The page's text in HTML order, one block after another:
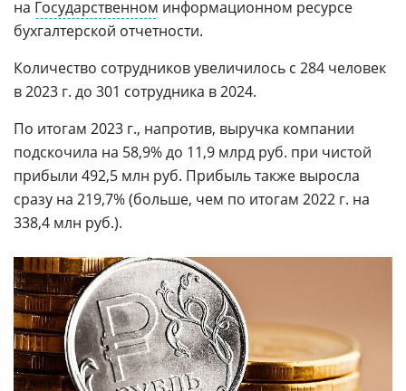
на Государственном информационном ресурсе
бухгалтерской отчетности.
Количество сотрудников увеличилось с 284 человек
в 2023 г. до 301 сотрудника в 2024.
По итогам 2023 г., напротив, выручка компании
подскочила на 58,9% до 11,9 млрд руб. при чистой
прибыли 492,5 млн руб. Прибыль также выросла
сразу на 219,7% (больше, чем по итогам 2022 г. на
338,4 млн руб.).